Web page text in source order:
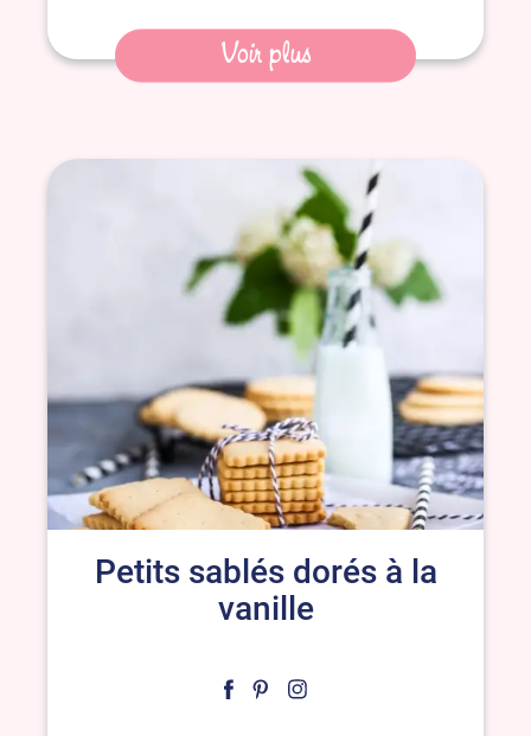
Voir plus
Petits sablés dorés à la
vanille